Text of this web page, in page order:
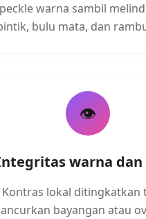
warna sambil
bulu mata, dan
👁️
warna dan
Kontras lokal ditingkatkan
bayangan atau